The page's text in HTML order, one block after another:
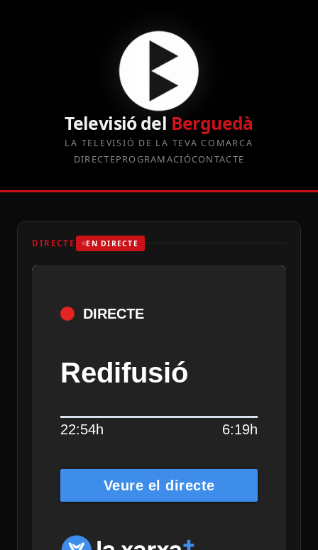
Televisió del Berguedà
LA TELEVISIÓ DE LA TEVA COMARCA
DIRECTEPROGRAMACIÓCONTACTE
DIRECTE EN DIRECTE
DIRECTE
Redifusió
22:54h 6:19h
Veure el directe